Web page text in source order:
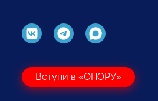
Вступи в «ОПОРУ»